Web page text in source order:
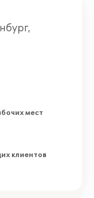
мест
клиентов